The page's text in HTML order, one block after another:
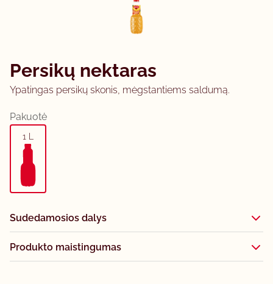
Persikų nektaras
Ypatingas persikų skonis, mėgstantiems saldumą.
Pakuotė
1 L
Sudedamosios dalys
Produkto maistingumas